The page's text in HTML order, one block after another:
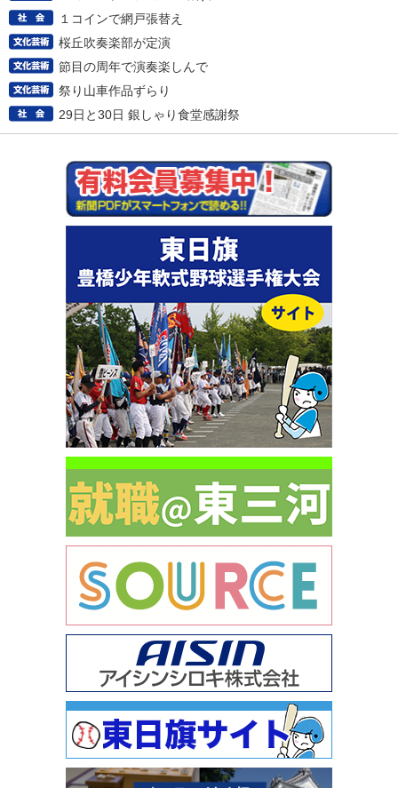
１コインで網戸張替え
桜丘吹奏楽部が定演
節目の周年で演奏楽しんで
祭り山車作品ずらり
29日と30日 銀しゃり食堂感謝祭